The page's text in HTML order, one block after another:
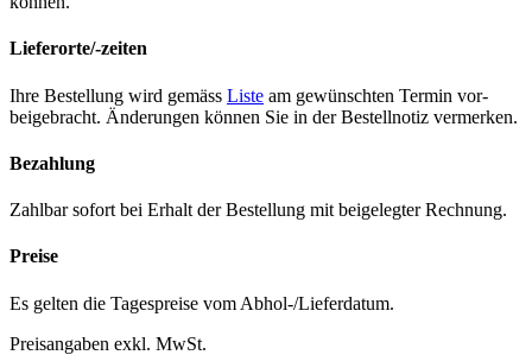
Lieferorte/-zeiten
Ihre Bestel­lung wird gemäss Liste am gewün­scht­en Ter­min vor­
beige­bracht. Änderun­gen kön­nen Sie in der Bestell­no­tiz ver­merken.
Bezahlung
Zahlbar sofort bei Erhalt der Bestel­lung mit beigelegter Rech­nung.
Preise
Es gel­ten die Tage­spreise vom Abhol-/Liefer­da­tum.
Preisangaben exkl. MwSt.